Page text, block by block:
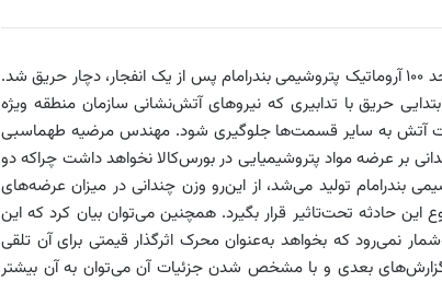
دنیای‌اقتصاد: در عصر جمعه 2 آبان‌ماه ساعت 15:45 واحد 100 آروماتیک پتروشیمی بندر‌امام پس از یک انفجار، دچار حریق شد.
حریق با تدابیری که نیروهای آتش‌نشانی سازمان منطقه ویژه
آتش به سایر قسمت‌ها جلوگیری شود. مهندس مرضیه طهماسبی
بر عرضه مواد پتروشیمیایی در بورس‌کالا نخواهد داشت چراکه دو
بندرامام تولید می‌شد، از این‌رو وزن چندانی در میزان عرضه‌های
این حادثه تحت‌تاثیر قرار بگیرد. همچنین می‌توان بیان کرد که این
نمی‌رود که بخواهد به‌عنوان محرک اثرگذار قیمتی برای آن تلقی
بعدی و با مشخص شدن جزئیات آن می‌توان به آن بیشتر